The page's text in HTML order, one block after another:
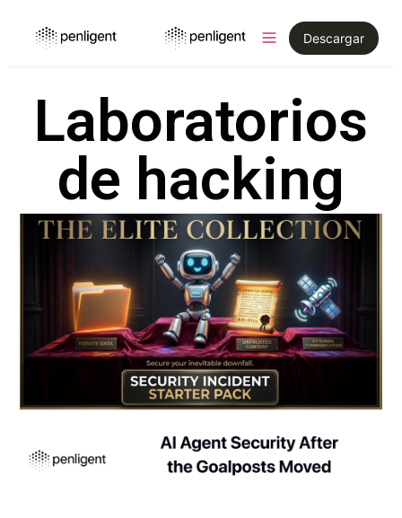
Descargar
Laboratorios
de hacking